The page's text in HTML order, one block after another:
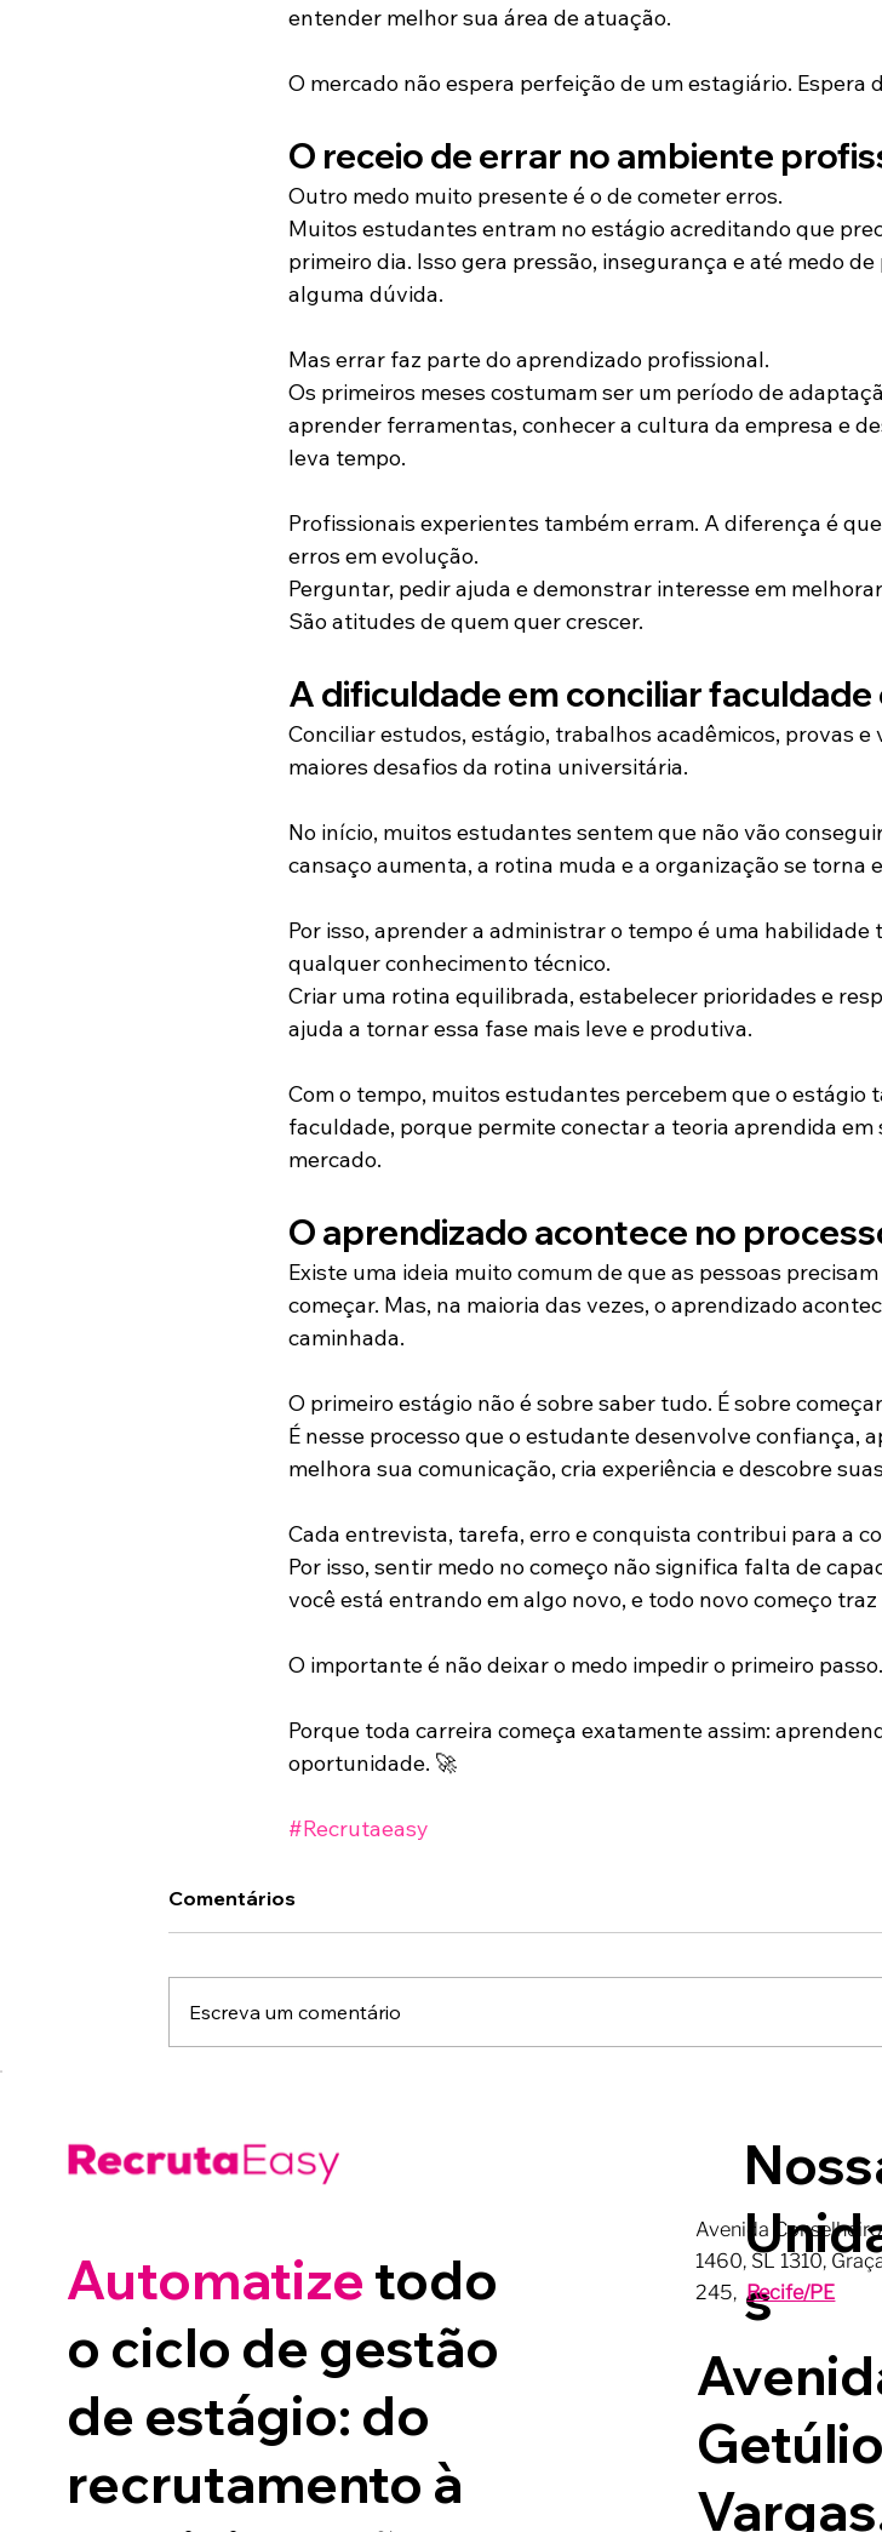
entender melhor sua área de atuação.
O mercado não espera perfeição de um estagiário. Espera
O receio de errar no ambiente
Outro medo muito presente é o de cometer erros.
Muitos estudantes entram no estágio acreditando que
primeiro dia. Isso gera pressão, insegurança e até medo
alguma dúvida.
Mas errar faz parte do aprendizado profissional.
Os primeiros meses costumam ser um período de
aprender ferramentas, conhecer a cultura da empresa e
leva tempo.
Profissionais experientes também erram. A diferença é
erros em evolução.
Perguntar, pedir ajuda e demonstrar interesse em
São atitudes de quem quer crescer.
A dificuldade em conciliar faculdade
Conciliar estudos, estágio, trabalhos acadêmicos, provas e
maiores desafios da rotina universitária.
No início, muitos estudantes sentem que não vão
cansaço aumenta, a rotina muda e a organização se torna
Por isso, aprender a administrar o tempo é uma
qualquer conhecimento técnico.
Criar uma rotina equilibrada, estabelecer prioridades e
ajuda a tornar essa fase mais leve e produtiva.
Com o tempo, muitos estudantes percebem que o estágio
faculdade, porque permite conectar a teoria aprendida em
mercado.
O aprendizado acontece no
Existe uma ideia muito comum de que as pessoas
começar. Mas, na maioria das vezes, o aprendizado
caminhada.
O primeiro estágio não é sobre saber tudo. É sobre
É nesse processo que o estudante desenvolve confiança,
melhora sua comunicação, cria experiência e descobre
Cada entrevista, tarefa, erro e conquista contribui para a
Por isso, sentir medo no começo não significa falta de
você está entrando em algo novo, e todo novo começo
O importante é não deixar o medo impedir o primeiro passo.
Porque toda carreira começa exatamente assim:
oportunidade. 🚀
#Recrutaeasy
Comentários
Escreva um comentário
Automatize todo
o ciclo de gestão
de estágio: do
recrutamento à
s
Avenida
1460, SL 1310,
245,Recife/PE
Getúlio